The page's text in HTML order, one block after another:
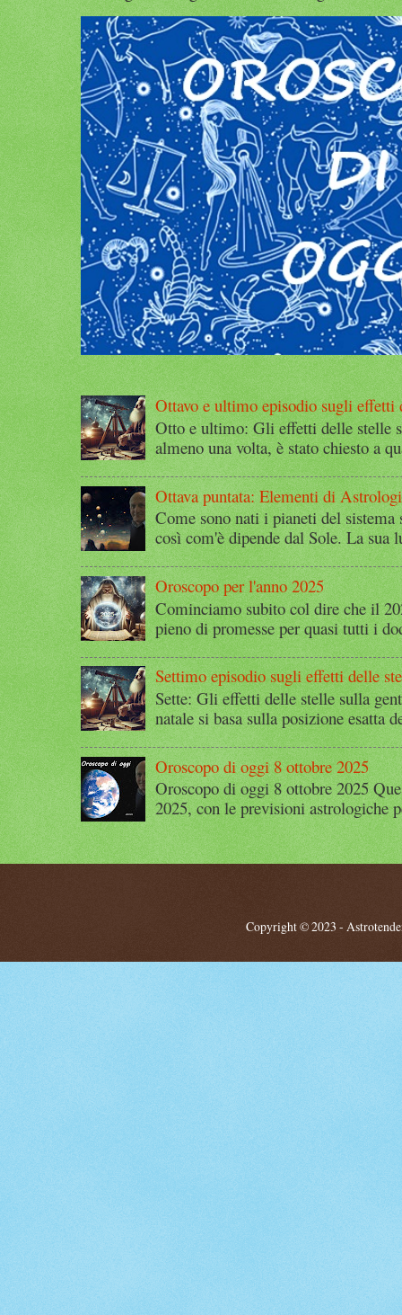
Ottavo e ultimo episodio sugli effetti
Otto e ultimo: Gli effetti delle stelle
almeno una volta, è stato chiesto a
Ottava puntata: Elementi di
Come sono nati i pianeti del
così com'è dipende dal Sole. La sua
Oroscopo per l'anno 2025
Cominciamo subito col dire che il
pieno di promesse per quasi tutti i
Settimo episodio sugli effetti delle
Sette: Gli effetti delle stelle sulla
natale si basa sulla posizione esatta
Oroscopo di oggi 8 ottobre 2025
Oroscopo di oggi 8 ottobre 2025
2025, con le previsioni astrologiche
Copyright © 2023 -